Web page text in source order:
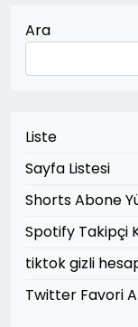
Ara
Liste
Sayfa Listesi
Shorts Abone
Spotify Takipçi
tiktok gizli
Twitter Favori